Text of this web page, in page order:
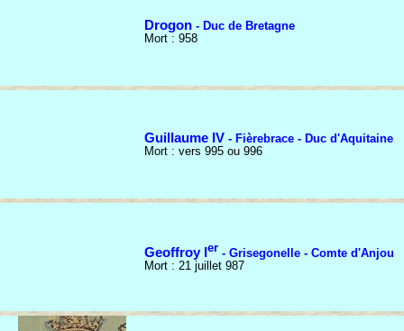
Drogon - Duc de Bretagne
Mort : 958
Guillaume IV - Fièrebrace - Duc d'Aquitaine
Mort : vers 995 ou 996
Geoffroy Ier - Grisegonelle - Comte d'Anjou
Mort : 21 juillet 987